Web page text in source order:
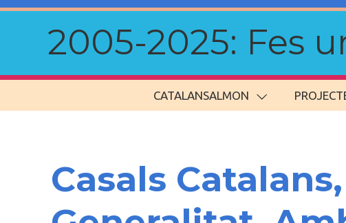
2005-2025: Fes
CATALANSALMON
Casals